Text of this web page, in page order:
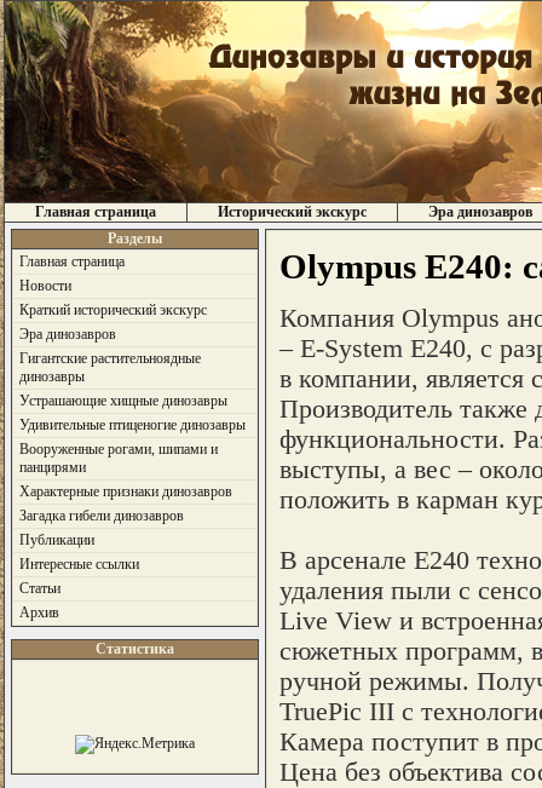
Главная страница Исторический экскурс
Эра динозавров
Разделы
Главная страница
Новости
Краткий исторический экскурс
Эра динозавров
Гигантские растительноядные
динозавры
Устрашающие хищные динозавры
Удивительные птиценогие динозавры
Вооруженные рогами, шипами и
панцирями
Характерные признаки динозавров
Загадка гибели динозавров
Публикации
Интересные ссылки
Статьи
Архив
Статистика
Olympus E240:
Компания Olympus
– E-System E240, с
в компании, является
Производитель также
функциональности.
выступы, а вес –
положить в карман
В арсенале E240
удаления пыли с
Live View и
сюжетных программ,
ручной режимы.
TruePic III с
Камера поступит в
Цена без объектива